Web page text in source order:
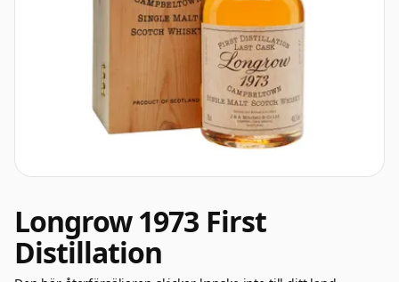
Longrow 1973 First
Distillation